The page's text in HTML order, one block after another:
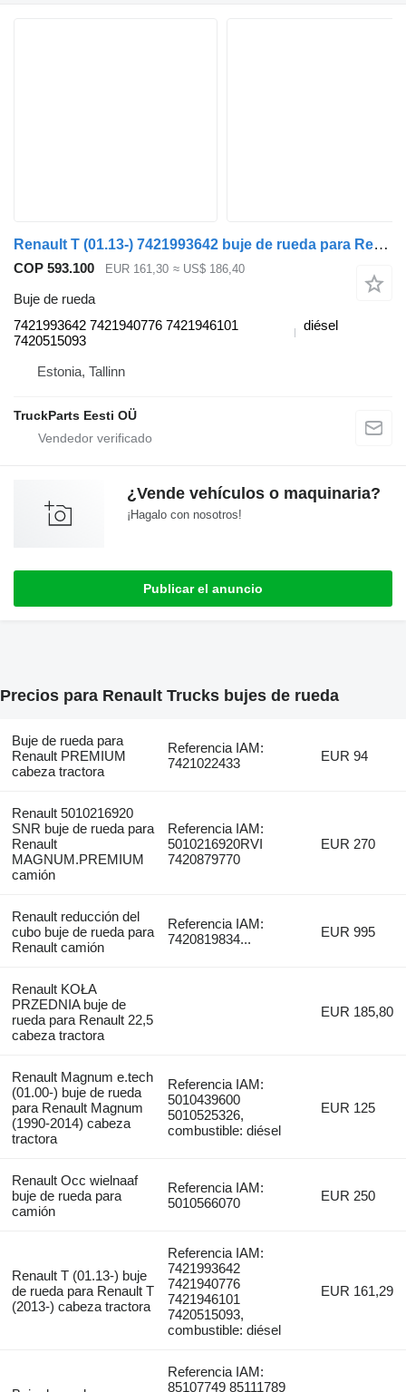
Renault T (01.13-) 7421993642 buje de rueda para Renault T (2013-) cabeza tractora
COP 593.100 EUR 161,30 ≈ US$ 186,40
Buje de rueda
7421993642 7421940776 7421946101
7420515093
diésel
Estonia, Tallinn
TruckParts Eesti OÜ
¿Vende vehículos o maquinaria?
¡Hagalo con nosotros!
Publicar el anuncio
Precios para Renault Trucks bujes de rueda
Buje de rueda para
Renault PREMIUM
cabeza tractora
Referencia IAM:
7421022433
EUR 94
Renault 5010216920
SNR buje de rueda para
Renault
MAGNUM.PREMIUM
camión
Referencia IAM:
5010216920RVI
7420879770
EUR 270
Renault reducción del
cubo buje de rueda para
Renault camión
Referencia IAM:
7420819834...
EUR 995
Renault KOŁA
PRZEDNIA buje de
rueda para Renault 22,5
cabeza tractora
EUR 185,80
Renault Magnum e.tech
(01.00-) buje de rueda
para Renault Magnum
(1990-2014) cabeza
tractora
Referencia IAM:
5010439600
5010525326,
combustible: diésel
EUR 125
Renault Occ wielnaaf
buje de rueda para
camión
Referencia IAM:
5010566070
EUR 250
Renault T (01.13-) buje
de rueda para Renault T
(2013-) cabeza tractora
Referencia IAM:
7421993642
7421940776
7421946101
7420515093,
combustible: diésel
EUR 161,29
Referencia IAM:
85107749 85111789